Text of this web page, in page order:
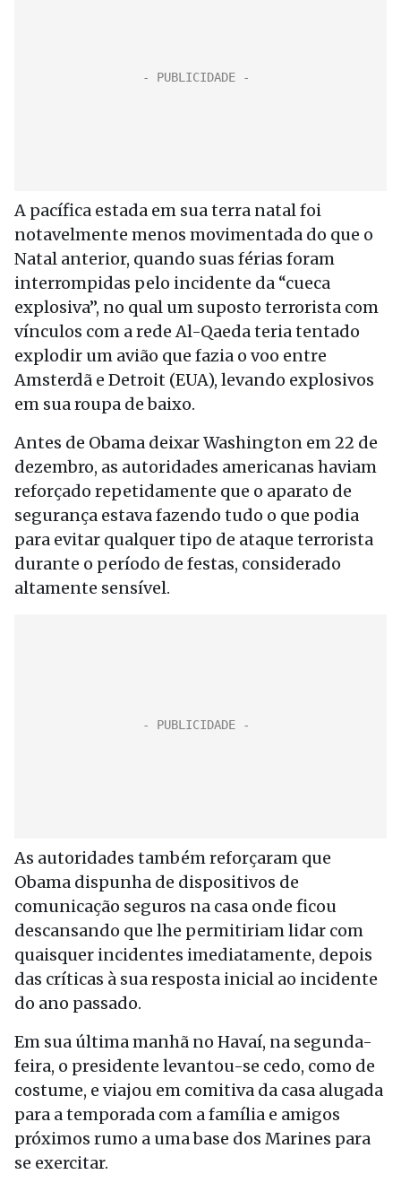
A pacífica estada em sua terra natal foi
notavelmente menos movimentada do que o
Natal anterior, quando suas férias foram
interrompidas pelo incidente da “cueca
explosiva”, no qual um suposto terrorista com
vínculos com a rede Al-Qaeda teria tentado
explodir um avião que fazia o voo entre
Amsterdã e Detroit (EUA), levando explosivos
em sua roupa de baixo.
Antes de Obama deixar Washington em 22 de
dezembro, as autoridades americanas haviam
reforçado repetidamente que o aparato de
segurança estava fazendo tudo o que podia
para evitar qualquer tipo de ataque terrorista
durante o período de festas, considerado
altamente sensível.
As autoridades também reforçaram que
Obama dispunha de dispositivos de
comunicação seguros na casa onde ficou
descansando que lhe permitiriam lidar com
quaisquer incidentes imediatamente, depois
das críticas à sua resposta inicial ao incidente
do ano passado.
Em sua última manhã no Havaí, na segunda-
feira, o presidente levantou-se cedo, como de
costume, e viajou em comitiva da casa alugada
para a temporada com a família e amigos
próximos rumo a uma base dos Marines para
se exercitar.